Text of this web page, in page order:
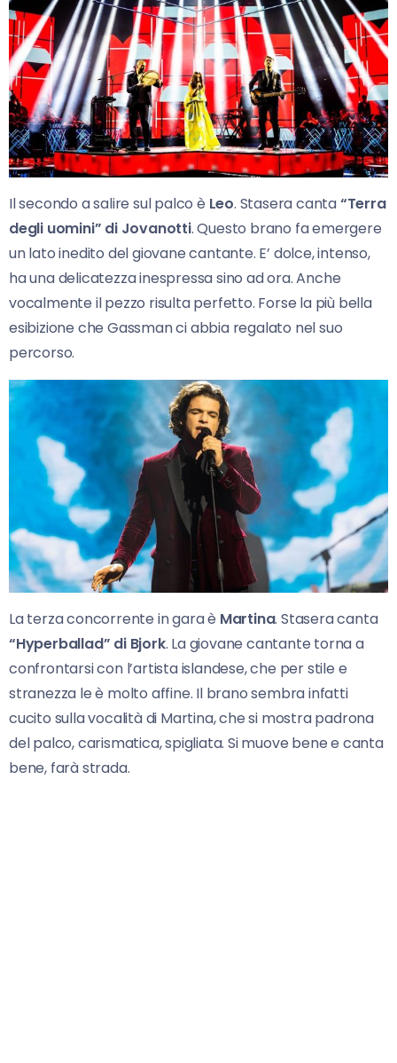
Il secondo a salire sul palco è Leo. Stasera canta“Terra
degli uomini” di Jovanotti. Questo brano fa emergere
un lato inedito del giovane cantante. E’ dolce, intenso,
ha una delicatezza inespressa sino ad ora. Anche
vocalmente il pezzo risulta perfetto. Forse la più bella
esibizione che Gassman ci abbia regalato nel suo
percorso.
La terza concorrente in gara è Martina. Stasera canta
“Hyperballad” di Bjork. La giovane cantante torna a
confrontarsi con l’artista islandese, che per stile e
stranezza le è molto affine. Il brano sembra infatti
cucito sulla vocalità di Martina, che si mostra padrona
del palco, carismatica, spigliata. Si muove bene e canta
bene, farà strada.